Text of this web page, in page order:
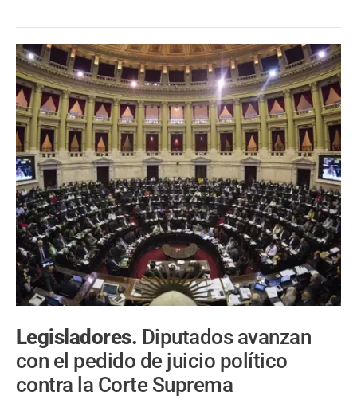
Legisladores. Diputados avanzan
con el pedido de juicio político
contra la Corte Suprema